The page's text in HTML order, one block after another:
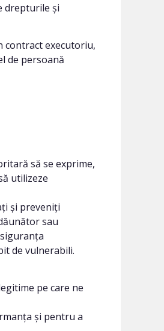
drepturile și
executoriu,
de persoană
să se exprime,
utilizeze
și preveniți
sau
de vulnerabili.
pe care ne
și pentru a